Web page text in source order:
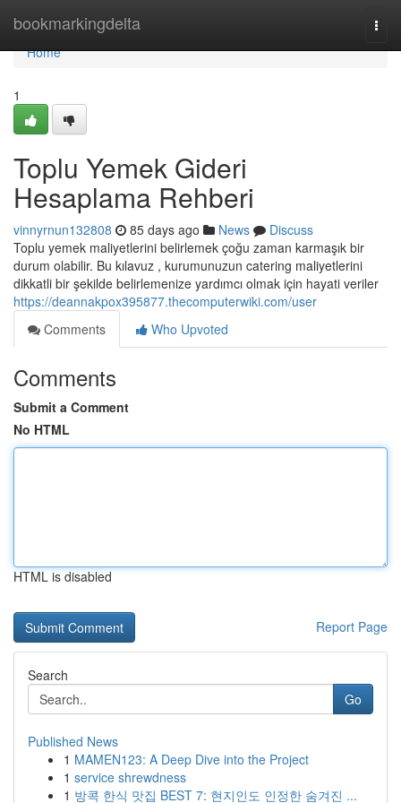
bookmarkingdelta
Home
Home
1
Toplu Yemek Gideri
Hesaplama Rehberi
vinnyrnun132808 85 days ago News
Discuss
Toplu yemek maliyetlerini belirlemek çoğu zaman karmaşık bir
durum olabilir. Bu kılavuz , kurumunuzun catering maliyetlerini
dikkatli bir şekilde belirlemenize yardımcı olmak için hayati veriler
https://deannakpox395877.thecomputerwiki.com/user
Comments
Who Upvoted
Comments
Submit a Comment
No HTML
HTML is disabled
Report Page
Search
Go
Published News
1 MAMEN123: A Deep Dive into the Project
1 service shrewdness
1 방콕 한식 맛집 BEST 7: 현지인도 인정한 숨겨진 ...